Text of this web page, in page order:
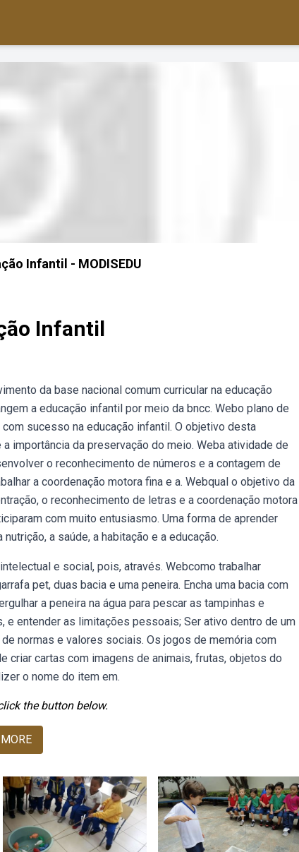
Infantil - MODISEDU
Infantil
da base nacional comum curricular na educação
a educação infantil por meio da bncc. Webo plano de
sucesso na educação infantil. O objetivo desta
importância da preservação do meio. Weba atividade de
o reconhecimento de números e a contagem de
a coordenação motora fina e a. Webqual o objetivo da
o reconhecimento de letras e a coordenação motora
com muito entusiasmo. Uma forma de aprender
a saúde, a habitação e a educação.
e social, pois, através. Webcomo trabalhar
pet, duas bacia e uma peneira. Encha uma bacia com
a peneira na água para pescar as tampinhas e
entender as limitações pessoais; Ser ativo dentro de um
normas e valores sociais. Os jogos de memória com
criar cartas com imagens de animais, frutas, objetos do
o nome do item em.
the button below.